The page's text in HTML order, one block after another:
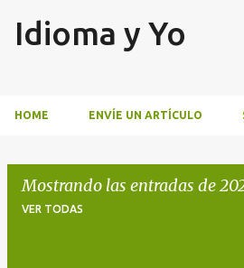
Idioma y Yo
HOME ENVÍE UN ARTÍCULO
Mostrando las entradas de
VER TODAS